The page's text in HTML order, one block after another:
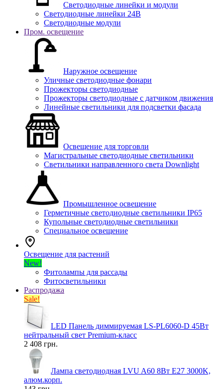
Светодиодные линейки и модули
Светодиодные линейки 24В
Светодиодные модули
Пром. освещение
Наружное освещение
Уличные светодиодные фонари
Прожекторы светодиодные
Прожекторы светодиодные с датчиком движения
Линейные светильники для подсветки фасада
Освещение для торговли
Магистральные светодиодные светильники
Светильники направленного света Downlight
Промышленное освещение
Герметичные светодиодные светильники IP65
Купольные светодиодные светильники
Специальное освещение
Освещение для растений
New!
Фитолампы для рассады
Фитосветильники
Распродажа
Sale!
LED Панель диммируемая LS-PL6060-D 45Вт
нейтральный свет Premium-класс
2 408 грн.
Лампа светодиодная LVU A60 8Вт E27 3000K,
алюм.корп.